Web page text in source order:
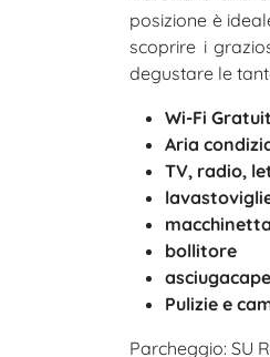
posizione è
scoprire i
degustare le
Wi-Fi
Aria
TV, radio,
bollitore
Pulizie e
Parcheggio: SU